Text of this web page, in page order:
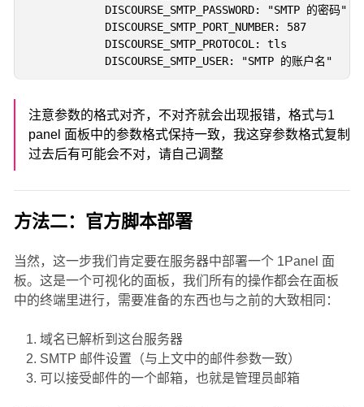
            DISCOURSE_SMTP_PASSWORD: "SMTP 的密码"
            DISCOURSE_SMTP_PORT_NUMBER: 587
            DISCOURSE_SMTP_PROTOCOL: tls
注意参数的格式对齐，不对齐就会出现报错，格式与1
panel 面板中的参数格式保持一致，我这穿参数格式复制
过去后有可能会不对，请自己调整
方法二：官方脚本部署
当然，这一步我们肯定要在服务器中部署一个 1Panel 面
板。这是一个可视化的面板，我们所有的操作都会在面板
中的终端里进行，需要准备的东西也与之前的大致相同：
域名已解析到这台服务器
SMTP 邮件设置（与上文中的邮件参数一致）
可以接受邮件的一个邮箱，也就是管理员邮箱